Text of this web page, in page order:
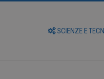
SCIENZE E